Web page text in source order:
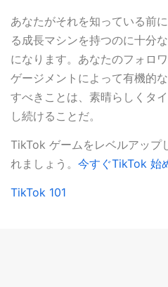
あなたがそれを知っている前
る成長マシンを持つのに十分
になります。あなたのフォロ
ゲージメントによって有機的
すべきことは、素晴らしくタ
し続けることだ。
TikTok ゲームをレベルアップ
れましょう。 今すぐTikTok 始
TikTok 101